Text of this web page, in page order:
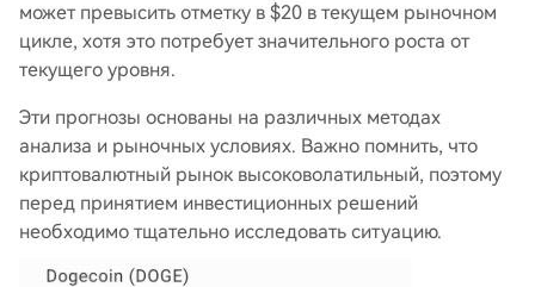
может превысить отметку в $20 в текущем рыночном
цикле, хотя это потребует значительного роста от
текущего уровня.
Эти прогнозы основаны на различных методах
анализа и рыночных условиях. Важно помнить, что
криптовалютный рынок высоковолатильный, поэтому
перед принятием инвестиционных решений
необходимо тщательно исследовать ситуацию.